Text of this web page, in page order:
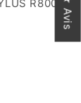
R800
★ Avis